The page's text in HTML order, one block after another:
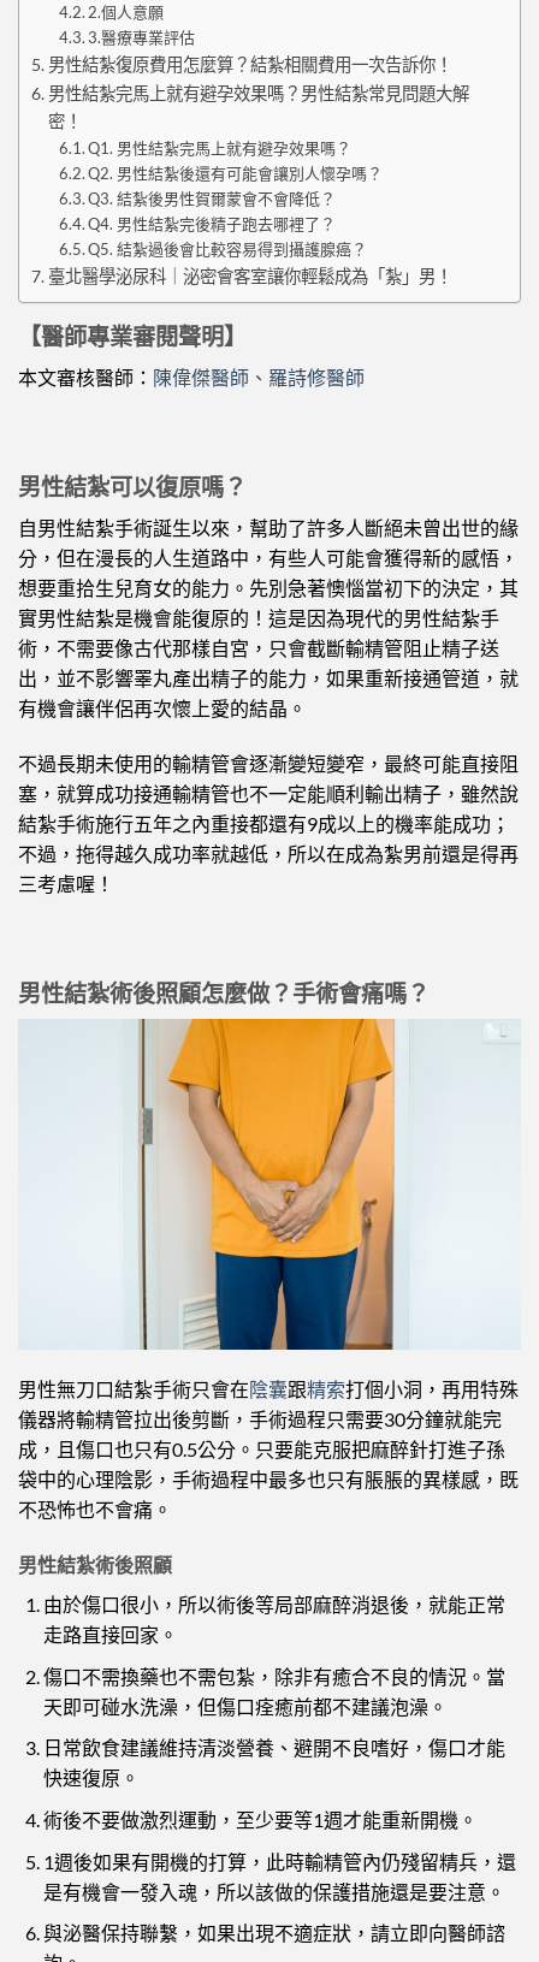
2.個人意願
3.醫療專業評估
男性結紮復原費用怎麼算？結紮相關費用一次告訴你！
男性結紮完馬上就有避孕效果嗎？男性結紮常見問題大解
密！
Q1. 男性結紮完馬上就有避孕效果嗎？
Q2. 男性結紮後還有可能會讓別人懷孕嗎？
Q3. 結紮後男性賀爾蒙會不會降低？
Q4. 男性結紮完後精子跑去哪裡了？
Q5. 結紮過後會比較容易得到攝護腺癌？
臺北醫學泌尿科｜泌密會客室讓你輕鬆成為「紮」男！
【醫師專業審閱聲明】
本文審核醫師： 陳偉傑醫師、羅詩修醫師
男性結紮可以復原嗎？
自男性結紮手術誕生以來，幫助了許多人斷絕未曾出世的緣
分，但在漫長的人生道路中，有些人可能會獲得新的感悟，
想要重拾生兒育女的能力。先別急著懊惱當初下的決定，其
實男性結紮是機會能復原的！這是因為現代的男性結紮手
術，不需要像古代那樣自宮，只會截斷輸精管阻止精子送
出，並不影響睪丸產出精子的能力，如果重新接通管道，就
有機會讓伴侶再次懷上愛的結晶。
不過長期未使用的輸精管會逐漸變短變窄，最終可能直接阻
塞，就算成功接通輸精管也不一定能順利輸出精子，雖然說
結紮手術施行五年之內重接都還有9成以上的機率能成功；
不過，拖得越久成功率就越低，所以在成為紮男前還是得再
三考慮喔！
男性結紮術後照顧怎麼做？手術會痛嗎？
男性無刀口結紮手術只會在陰囊跟精索打個小洞，再用特殊
儀器將輸精管拉出後剪斷，手術過程只需要30分鐘就能完
成，且傷口也只有0.5公分。只要能克服把麻醉針打進子孫
袋中的心理陰影，手術過程中最多也只有脹脹的異樣感，既
不恐怖也不會痛。
男性結紮術後照顧
由於傷口很小，所以術後等局部麻醉消退後，就能正常
走路直接回家。
傷口不需換藥也不需包紮，除非有癒合不良的情況。當
天即可碰水洗澡，但傷口痊癒前都不建議泡澡。
日常飲食建議維持清淡營養、避開不良嗜好，傷口才能
快速復原。
術後不要做激烈運動，至少要等1週才能重新開機。
1週後如果有開機的打算，此時輸精管內仍殘留精兵，還
是有機會一發入魂，所以該做的保護措施還是要注意。
與泌醫保持聯繫，如果出現不適症狀，請立即向醫師諮